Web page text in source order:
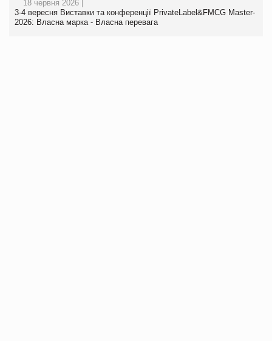
18 червня 2026 |
3-4 вересня Виставки та конференції PrivateLabel&FMCG Master-
2026: Власна марка - Власна перевага